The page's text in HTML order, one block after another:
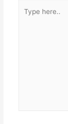
here..